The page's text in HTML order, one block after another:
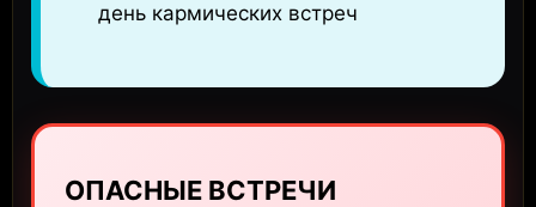
день кармических встреч
ОПАСНЫЕ ВСТРЕЧИ